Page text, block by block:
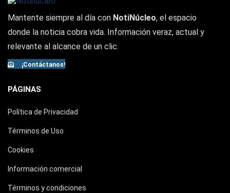
Mantente siempre al día con NotiNúcleo, el espacio
donde la noticia cobra vida. Información veraz, actual y
relevante al alcance de un clic.
¡Contáctanos!
PÁGINAS
Política de Privacidad
Términos de Uso
Cookies
Información comercial
Términos y condiciones